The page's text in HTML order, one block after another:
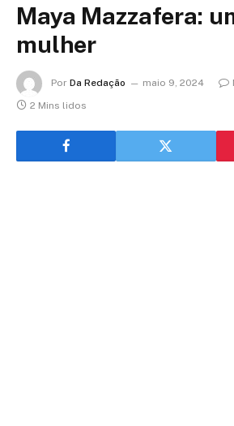
Maya Mazzafera:
mulher
Por Da Redação maio 9, 2024
2 Mins lidos